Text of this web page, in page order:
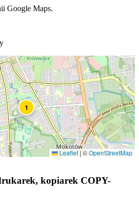
Google Maps.
1
Leaflet |©OpenStreetMap
kopiarek COPY-